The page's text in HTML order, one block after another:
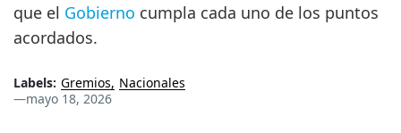
que el Gobierno cumpla cada uno de los puntos
acordados.
Labels: Gremios Nacionales
—mayo 18, 2026